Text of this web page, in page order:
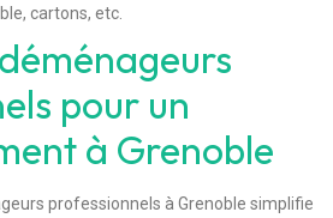
cartons, etc.
pour un
à Grenoble
professionnels à Grenoble simplifie